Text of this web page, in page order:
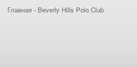
Главная - Beverly Hills Polo Club